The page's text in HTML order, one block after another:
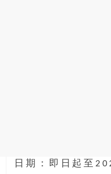
日期：即日起至